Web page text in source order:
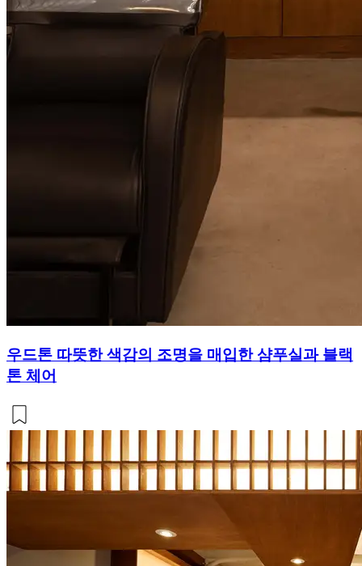
우드톤 따뜻한 색감의 조명을 매입한 샴푸실과 블랙
톤 체어